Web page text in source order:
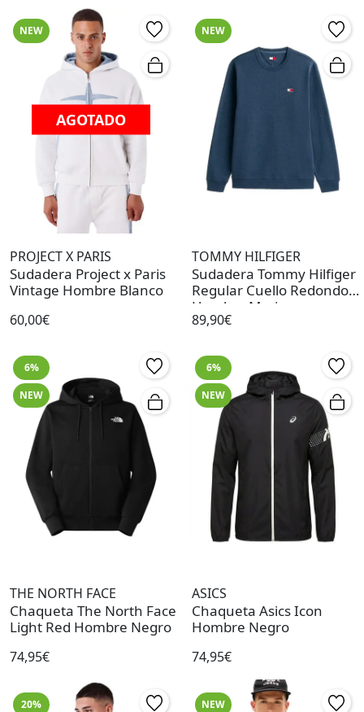
NEW
AGOTADO
PROJECT X PARIS
Sudadera Project x Paris
Vintage Hombre Blanco
60,00€
NEW
TOMMY HILFIGER
Sudadera Tommy Hilfiger
Regular Cuello Redondo
Hombre Marino
89,90€
6%
NEW
THE NORTH FACE
Chaqueta The North Face
Light Red Hombre Negro
74,95€
6%
NEW
ASICS
Chaqueta Asics Icon
Hombre Negro
74,95€
20%
NEW